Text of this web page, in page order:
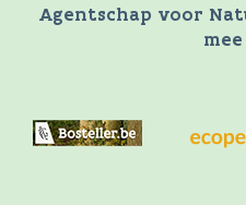
Agentschap voor